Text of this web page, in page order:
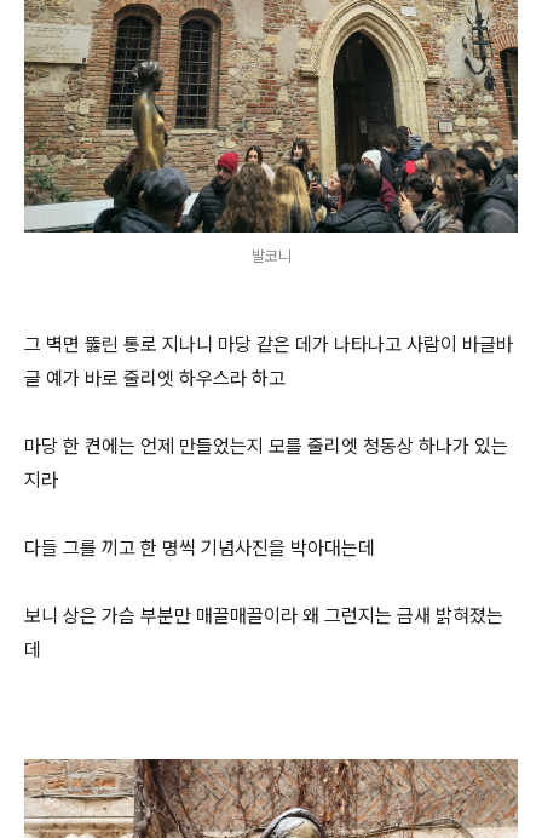
발코니
그 벽면 뚫린 통로 지나니 마당 같은 데가 나타나고 사람이 바글바
글 예가 바로 줄리엣 하우스라 하고
마당 한 켠에는 언제 만들었는지 모를 줄리엣 청동상 하나가 있는
지라
다들 그를 끼고 한 명씩 기념사진을 박아대는데
보니 상은 가슴 부분만 매끌매끌이라 왜 그런지는 금새 밝혀졌는
데